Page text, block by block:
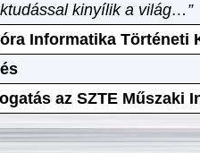
kinyílik a világ…”
Informatika Történeti
az SZTE Műszaki